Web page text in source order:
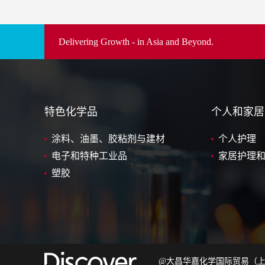
Delivering Growth - in Asia and Beyond.
特色化学品
涂料、油墨、胶粘剂与建材
电子和特种工业品
塑胶
个人和家
个人护理
家居护理
@大昌华嘉化学国际贸易（